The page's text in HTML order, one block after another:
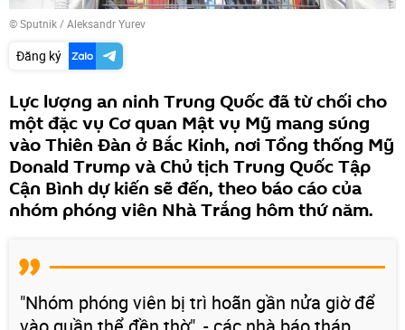
© Sputnik / Aleksandr Yurev
Đăng ký
Lực lượng an ninh Trung Quốc đã từ chối cho
một đặc vụ Cơ quan Mật vụ Mỹ mang súng
vào Thiên Đàn ở Bắc Kinh, nơi Tổng thống Mỹ
Donald Trump và Chủ tịch Trung Quốc Tập
Cận Bình dự kiến sẽ đến, theo báo cáo của
nhóm phóng viên Nhà Trắng hôm thứ năm.
"Nhóm phóng viên bị trì hoãn gần nửa giờ để